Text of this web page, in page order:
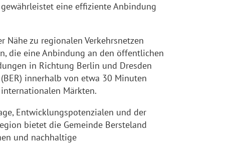
eine effiziente Anbindung
zu regionalen Verkehrsnetzen
die eine Anbindung an den öffentlichen
in Richtung Berlin und Dresden
innerhalb von etwa 30 Minuten
Märkten.
Entwicklungspotenzialen und der
bietet die Gemeinde Bersteland
und nachhaltige